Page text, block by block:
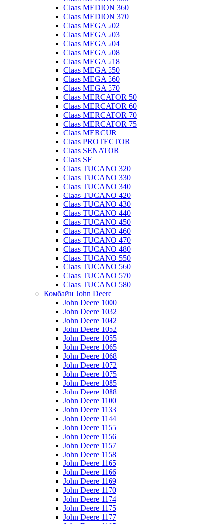
Claas MEDION 360
Claas MEDION 370
Claas MEGA 202
Claas MEGA 203
Claas MEGA 204
Claas MEGA 208
Claas MEGA 218
Claas MEGA 350
Claas MEGA 360
Claas MEGA 370
Claas MERCATOR 50
Claas MERCATOR 60
Claas MERCATOR 70
Claas MERCATOR 75
Claas MERCUR
Claas PROTECTOR
Claas SENATOR
Claas SF
Claas TUCANO 320
Claas TUCANO 330
Claas TUCANO 340
Claas TUCANO 420
Claas TUCANO 430
Claas TUCANO 440
Claas TUCANO 450
Claas TUCANO 460
Claas TUCANO 470
Claas TUCANO 480
Claas TUCANO 550
Claas TUCANO 560
Claas TUCANO 570
Claas TUCANO 580
Комбайн John Deere
John Deere 1000
John Deere 1032
John Deere 1042
John Deere 1052
John Deere 1055
John Deere 1065
John Deere 1068
John Deere 1072
John Deere 1075
John Deere 1085
John Deere 1088
John Deere 1100
John Deere 1133
John Deere 1144
John Deere 1155
John Deere 1156
John Deere 1157
John Deere 1158
John Deere 1165
John Deere 1166
John Deere 1169
John Deere 1170
John Deere 1174
John Deere 1175
John Deere 1177